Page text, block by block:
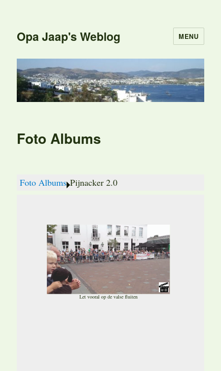
Opa Jaap's Weblog MENU
Foto Albums
Foto Albums Pijnacker 2.0
Let vooral op de valse fluiten